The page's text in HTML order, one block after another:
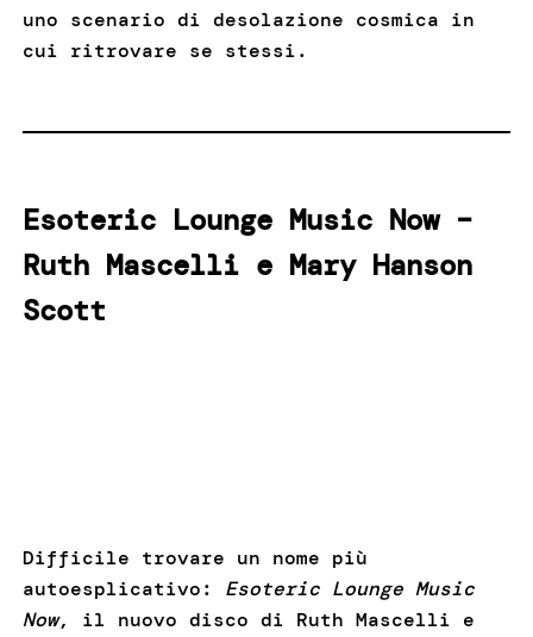
uno scenario di desolazione cosmica in
cui ritrovare se stessi.
Esoteric Lounge Music Now –
Ruth Mascelli e Mary Hanson
Scott
Difficile trovare un nome più
autoesplicativo: Esoteric Lounge Music
Now, il nuovo disco di Ruth Mascelli e